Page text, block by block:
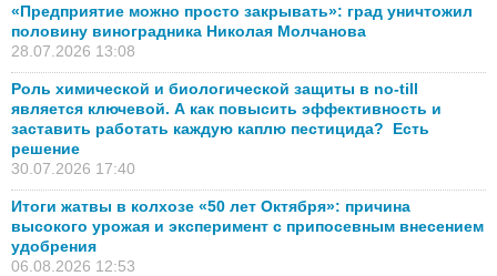
«Предприятие можно просто закрывать»: град уничтожил
половину виноградника Николая Молчанова
28.07.2026 13:08
Роль химической и биологической защиты в no-till
является ключевой. А как повысить эффективность и
заставить работать каждую каплю пестицида? Есть
решение
30.07.2026 17:40
Итоги жатвы в колхозе «50 лет Октября»: причина
высокого урожая и эксперимент с припосевным внесением
удобрения
06.08.2026 12:53